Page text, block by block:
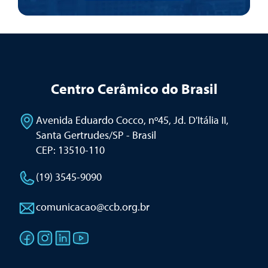
Centro Cerâmico do Brasil
Avenida Eduardo Cocco, nº45, Jd. D'Itália II,
Santa Gertrudes/SP - Brasil
CEP: 13510-110
(19) 3545-9090
comunicacao@ccb.org.br